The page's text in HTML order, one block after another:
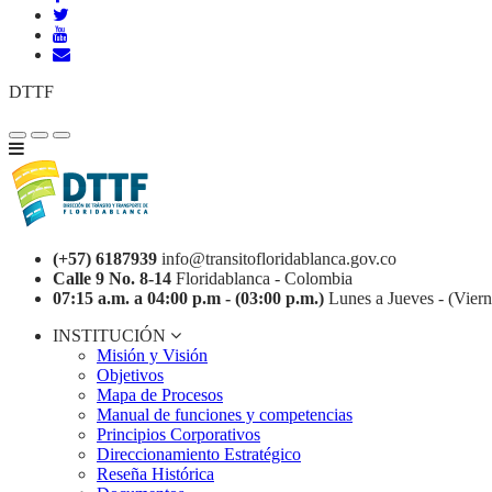
DTTF
(+57) 6187939 info@transitofloridablanca.gov.co
Calle 9 No. 8-14 Floridablanca - Colombia
07:15 a.m. a 04:00 p.m - (03:00 p.m.) Lunes a Jueves -
INSTITUCIÓN
Misión y Visión
Objetivos
Mapa de Procesos
Manual de funciones y competencias
Principios Corporativos
Direccionamiento Estratégico
Reseña Histórica